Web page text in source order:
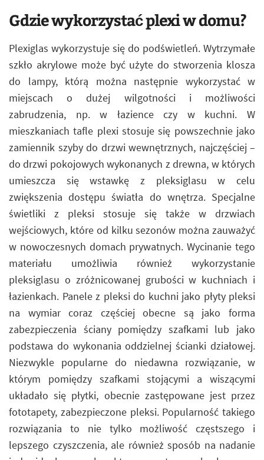
Gdzie wykorzystać plexi w domu?
Plexiglas wykorzystuje się do podświetleń. Wytrzymałe
szkło akrylowe może być użyte do stworzenia klosza
do lampy, którą można następnie wykorzystać w
miejscach o dużej wilgotności i możliwości
zabrudzenia, np. w łazience czy w kuchni. W
mieszkaniach tafle plexi stosuje się powszechnie jako
zamiennik szyby do drzwi wewnętrznych, najczęściej –
do drzwi pokojowych wykonanych z drewna, w których
umieszcza się wstawkę z pleksiglasu w celu
zwiększenia dostępu światła do wnętrza. Specjalne
świetliki z pleksi stosuje się także w drzwiach
wejściowych, które od kilku sezonów można zauważyć
w nowoczesnych domach prywatnych. Wycinanie tego
materiału umożliwia również wykorzystanie
pleksiglasu o zróżnicowanej grubości w kuchniach i
łazienkach. Panele z pleksi do kuchni jako płyty pleksi
na wymiar coraz częściej obecne są jako forma
zabezpieczenia ściany pomiędzy szafkami lub jako
podstawa do wykonania oddzielnej ścianki działowej.
Niezwykle popularne do niedawna rozwiązanie, w
którym pomiędzy szafkami stojącymi a wiszącymi
układało się płytki, obecnie zastępowane jest przez
fototapety, zabezpieczone pleksi. Popularność takiego
rozwiązania to nie tylko możliwość częstszego i
lepszego czyszczenia, ale również sposób na nadanie